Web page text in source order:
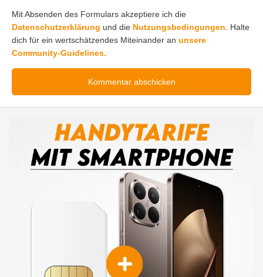
Mit Absenden des Formulars akzeptiere ich die
Datenschutzerklärung und die Nutzungsbedingungen. Halte
dich für ein wertschätzendes Miteinander an unsere
Community-Guidelines.